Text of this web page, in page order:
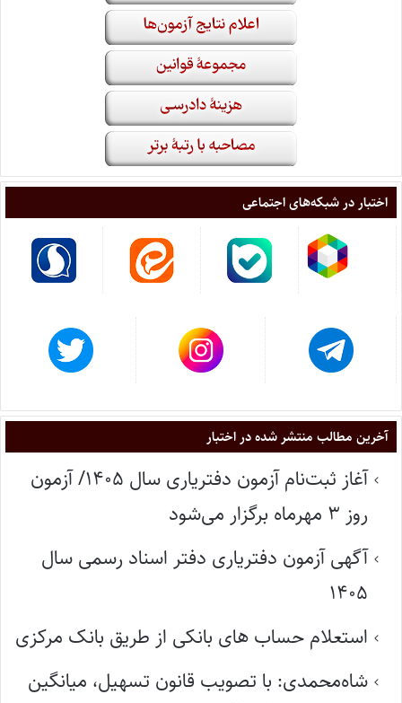
اختبار در شبکه‌های اجتماعی
آخرین مطالب منتشر شده در اختبار
آغاز ثبت‌نام آزمون دفتریاری سال ۱۴۰۵/ آزمون
روز ۳ مهرماه برگزار می‌شود
آگهی آزمون دفتریاری دفتر اسناد رسمی سال
۱۴۰۵
استعلام حساب های بانکی از طریق بانک مرکزی
شاه‌محمدی: با تصویب قانون تسهیل، میانگین